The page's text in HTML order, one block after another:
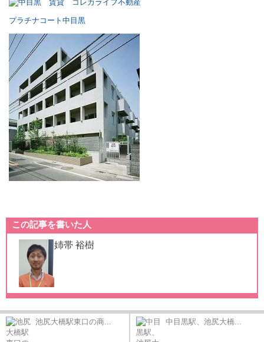
プラチナコート中目黒
この記事を書いた人
姉帯 裕樹
池尻大橋駅東口の商... 中目黒駅、池尻大橋...